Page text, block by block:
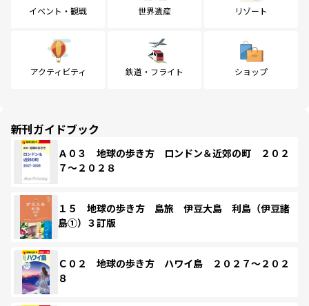
イベント・観戦 世界遺産 リゾート
アクティビティ 鉄道・フライト ショップ
新刊ガイドブック
Ａ０３ 地球の歩き方 ロンドン＆近郊の町 ２０２
７～２０２８
１５ 地球の歩き方 島旅 伊豆大島 利島（伊豆諸
島①）３訂版
Ｃ０２ 地球の歩き方 ハワイ島 ２０２７～２０２
８